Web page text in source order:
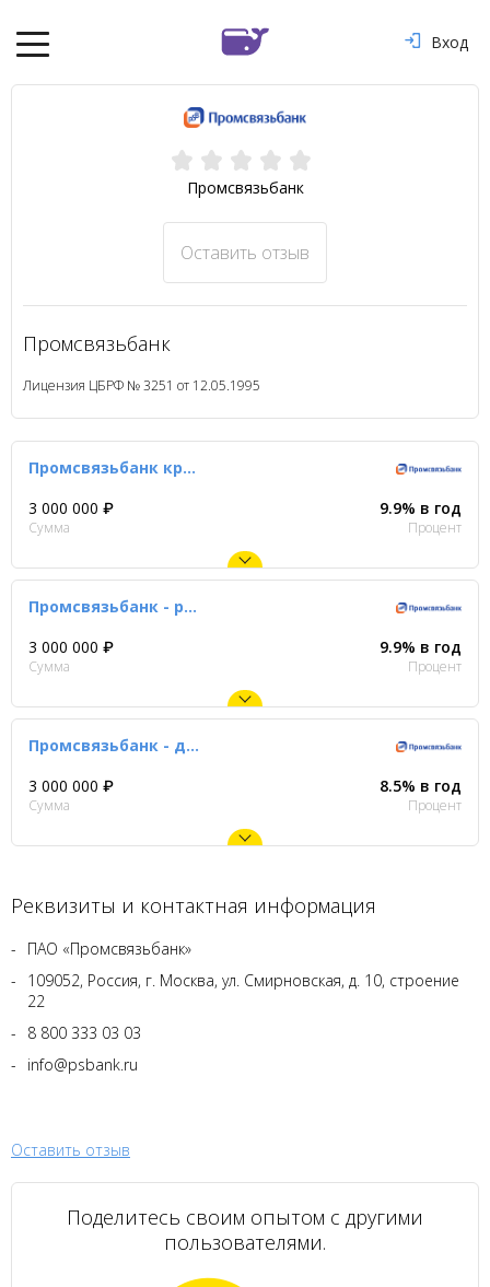
Вход
Промсвязьбанк
Оставить отзыв
Промсвязьбанк
Лицензия ЦБРФ № 3251 от 12.05.1995
Промсвязьбанк кредит
3 000 000 ₽
Сумма
9.9% в год
Процент
Промсвязьбанк - рефинансирование
3 000 000 ₽
Сумма
9.9% в год
Процент
Промсвязьбанк - для военнослужащих и ОПК
3 000 000 ₽
Сумма
8.5% в год
Процент
Реквизиты и контактная информация
ПAO «Промсвязьбанк»
109052, Россия, г. Москва, ул. Смирновская, д. 10, строение
22
8 800 333 03 03
info@psbank.ru
Оставить отзыв
Поделитесь своим опытом с другими
пользователями.